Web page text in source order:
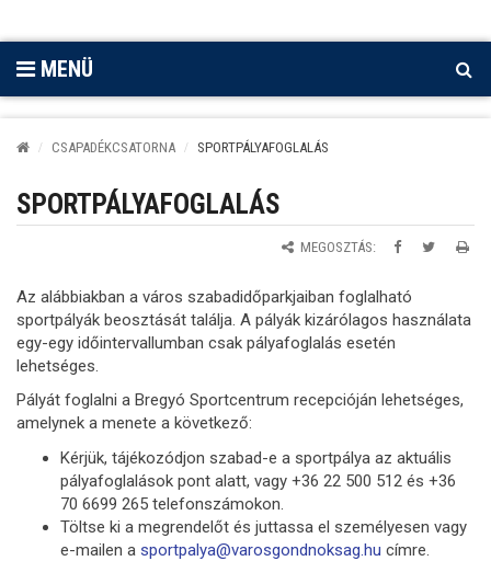
MENÜ
CSAPADÉKCSATORNA SPORTPÁLYAFOGLALÁS
SPORTPÁLYAFOGLALÁS
MEGOSZTÁS:
Az alábbiakban a város szabadidőparkjaiban foglalható
sportpályák beosztását találja. A pályák kizárólagos használata
egy-egy időintervallumban csak pályafoglalás esetén
lehetséges.
Pályát foglalni a Bregyó Sportcentrum recepcióján lehetséges,
amelynek a menete a következő:
Kérjük, tájékozódjon szabad-e a sportpálya az aktuális
pályafoglalások pont alatt, vagy +36 22 500 512 és +36
70 6699 265 telefonszámokon.
Töltse ki a megrendelőt és juttassa el személyesen vagy
e-mailen a sportpalya@varosgondnoksag.hu címre.